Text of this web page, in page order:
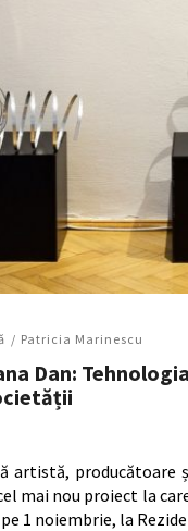
Patricia Marinescu
Dan:
artistă,
mai nou proiect la
1 noiembrie, la